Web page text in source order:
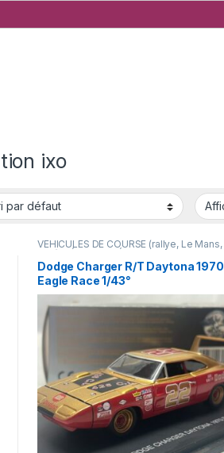
ixo
VÉHICULES DE COURSE (rallye, Le Mans,
F1 ...)
VÉHICULES ÉTRANGERS
(voitures,camions ...)
Dodge Charger R/T Daytona 1970
Eagle Race 1/43°